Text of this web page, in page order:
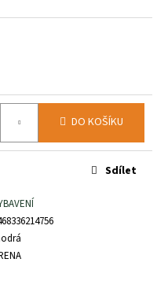
DO KOŠÍKU
Sdílet